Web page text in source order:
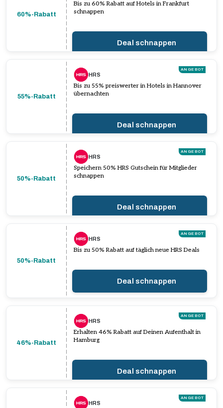
60%-Rabatt
Bis zu 60% Rabatt auf Hotels in Frankfurt
schnappen
Deal schnappen
55%-Rabatt
ANGEBOT
HRS
Bis zu 55% preiswerter in Hotels in Hannover
übernachten
Deal schnappen
50%-Rabatt
ANGEBOT
HRS
Speichern 50% HRS Gutschein für Mitglieder
schnappen
Deal schnappen
50%-Rabatt
ANGEBOT
HRS
Bis zu 50% Rabatt auf täglich neue HRS Deals
Deal schnappen
46%-Rabatt
ANGEBOT
HRS
Erhalten 46% Rabatt auf Deinen Aufenthalt in
Hamburg
Deal schnappen
ANGEBOT
HRS